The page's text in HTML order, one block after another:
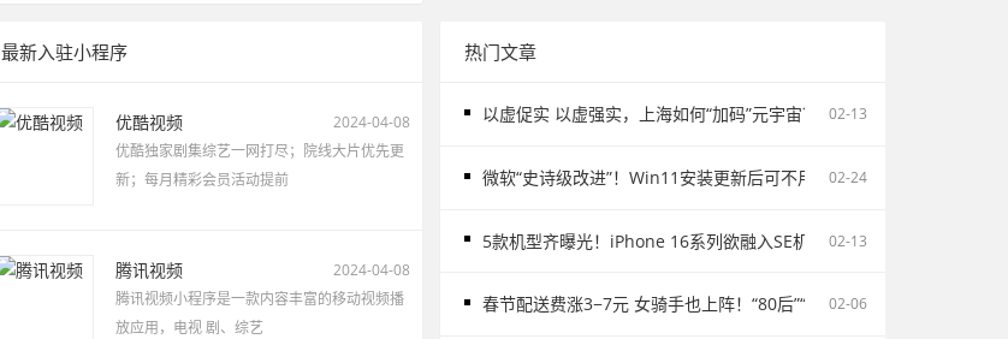
最新入驻小程序
优酷视频
2024-04-08
优酷独家剧集综艺一网打尽；院线大片优先更
新；每月精彩会员活动提前
腾讯视频
2024-04-08
腾讯视频小程序是一款内容丰富的移动视频播
放应用，电视 剧、综艺
热门文章
以虚促实 以虚强实，上海如何“加码”元宇宙？ 02-13
微软“史诗级改进”！Win11安装更新后可不用重启电脑
02-24
5款机型齐曝光！iPhone 16系列欲融入SE机型：续航激增、8G内存、
02-13
春节配送费涨3−7元 女骑手也上阵！“80后”“90后”成配送主力
02-06